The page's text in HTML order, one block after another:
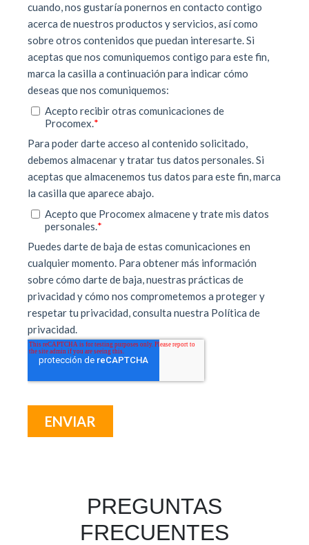
PREGUNTAS
FRECUENTES